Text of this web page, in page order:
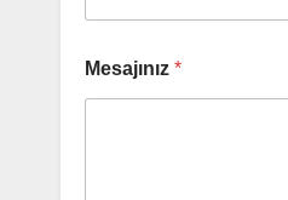
Mesajınız *